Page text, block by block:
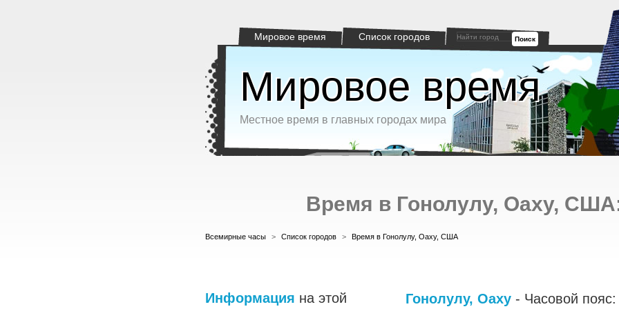
Мировое время Список городов Поиск
Мировое время
Местное время в главных городах мира
Время в Гонолулу, Оаху,
Всемирные часы > Список городов > Время в Гонолулу, Оаху, США
Информация на этой
Гонолулу, Оаху - Часовой пояс: